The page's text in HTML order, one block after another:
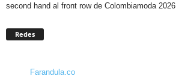
second hand al front row de Colombiamoda 2026
Redes
Farandula.co